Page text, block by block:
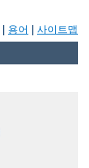
용어 사이트맵